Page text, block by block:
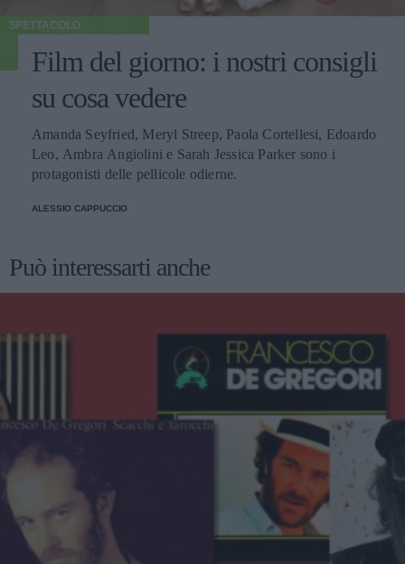
SPETTACOLO
Film del giorno: i nostri consigli
su cosa vedere
Amanda Seyfried, Meryl Streep, Paola Cortellesi, Edoardo
Leo, Ambra Angiolini e Sarah Jessica Parker sono i
protagonisti delle pellicole odierne.
ALESSIO CAPPUCCIO
Può interessarti anche